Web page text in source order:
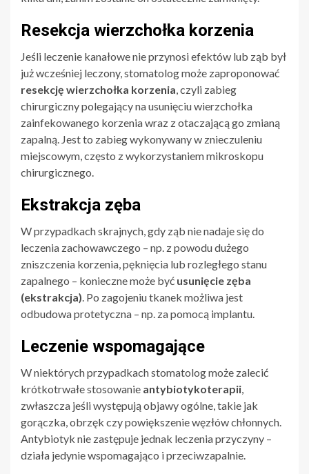
Resekcja wierzchołka korzenia
Jeśli leczenie kanałowe nie przynosi efektów lub ząb był
już wcześniej leczony, stomatolog może zaproponować
resekcję wierzchołka korzenia, czyli zabieg
chirurgiczny polegający na usunięciu wierzchołka
zainfekowanego korzenia wraz z otaczającą go zmianą
zapalną. Jest to zabieg wykonywany w znieczuleniu
miejscowym, często z wykorzystaniem mikroskopu
chirurgicznego.
Ekstrakcja zęba
W przypadkach skrajnych, gdy ząb nie nadaje się do
leczenia zachowawczego – np. z powodu dużego
zniszczenia korzenia, pęknięcia lub rozległego stanu
zapalnego – konieczne może być usunięcie zęba
(ekstrakcja). Po zagojeniu tkanek możliwa jest
odbudowa protetyczna – np. za pomocą implantu.
Leczenie wspomagające
W niektórych przypadkach stomatolog może zalecić
krótkotrwałe stosowanie antybiotykoterapii,
zwłaszcza jeśli występują objawy ogólne, takie jak
gorączka, obrzęk czy powiększenie węzłów chłonnych.
Antybiotyk nie zastępuje jednak leczenia przyczyny –
działa jedynie wspomagająco i przeciwzapalnie.